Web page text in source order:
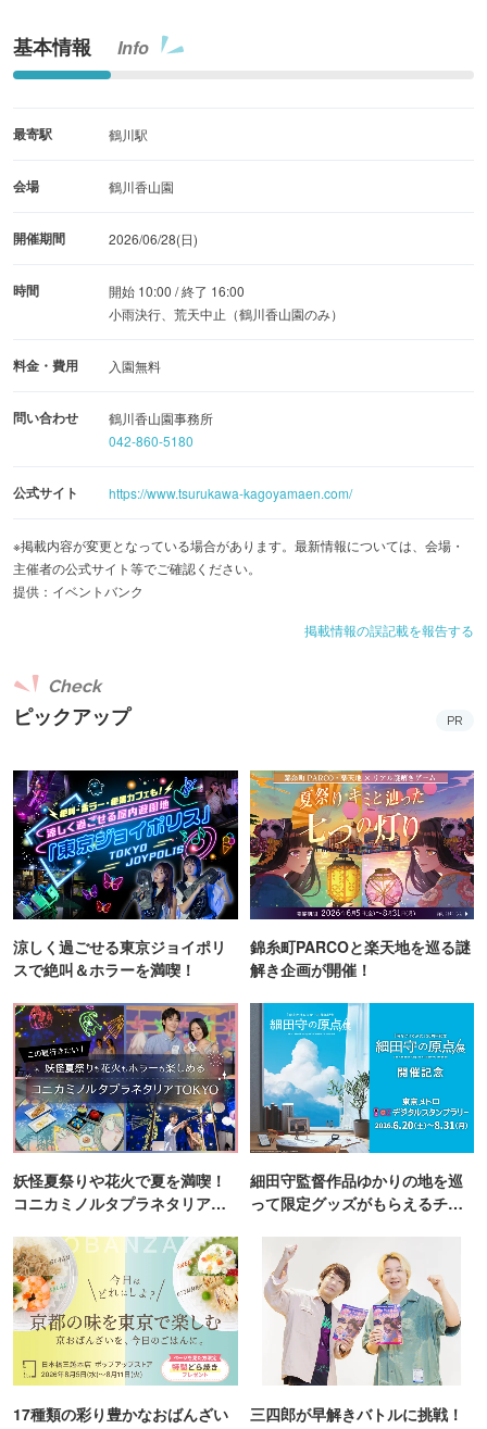
基本情報 Info
最寄駅 鶴川駅
会場 鶴川香山園
開催期間 2026/06/28(日)
時間
開始 10:00 / 終了 16:00
小雨決行、荒天中止（鶴川香山園のみ）
料金・費用 入園無料
問い合わせ
鶴川香山園事務所
042-860-5180
公式サイト https://www.tsurukawa-kagoyamaen.com/
※掲載内容が変更となっている場合があります。最新情報については、会場・
主催者の公式サイト等でご確認ください。
提供：イベントバンク
掲載情報の誤記載を報告する
ピックアップ
Check
PR
涼しく過ごせる東京ジョイポリ
スで絶叫＆ホラーを満喫！
錦糸町PARCOと楽天地を巡る謎
解き企画が開催！
妖怪夏祭りや花火で夏を満喫！
コニカミノルタプラネタリア
細田守監督作品ゆかりの地を巡
って限定グッズがもらえるチャ
17種類の彩り豊かなおばんざい
三四郎が早解きバトルに挑戦！